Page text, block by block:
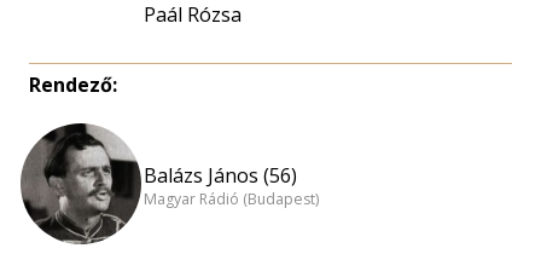
Paál Rózsa
Rendező:
Balázs János (56)
Magyar Rádió (Budapest)